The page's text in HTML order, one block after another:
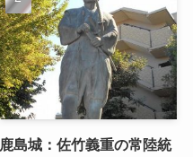
鹿島城：佐竹義重の常陸統